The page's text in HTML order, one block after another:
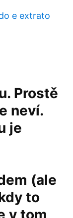
e extrato
Prostě
neví.
je
(ale
to
v tom